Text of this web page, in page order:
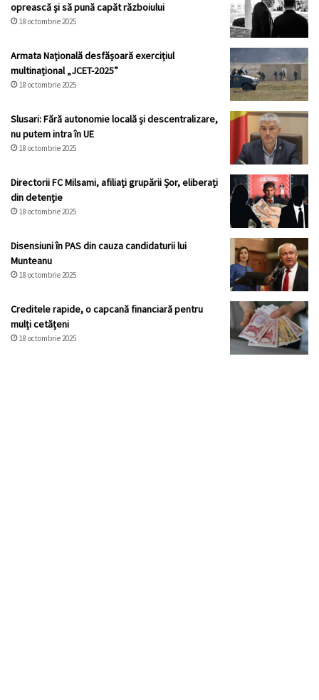
oprească și să pună capăt războiului
18 octombrie 2025
Armata Națională desfășoară exercițiul
multinațional „JCET-2025”
18 octombrie 2025
Slusari: Fără autonomie locală și descentralizare,
nu putem intra în UE
18 octombrie 2025
Directorii FC Milsami, afiliați grupării Șor, eliberați
din detenție
18 octombrie 2025
Disensiuni în PAS din cauza candidaturii lui
Munteanu
18 octombrie 2025
Creditele rapide, o capcană financiară pentru
mulți cetățeni
18 octombrie 2025